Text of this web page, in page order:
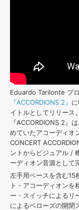
Eduardo Tarilonte プ
『ACCORDIONS 2』
イトルとしてリリース
『ACCORDIONS 2』
めていたアコーディオ
CONCERT
ントからビジュアル /
ーディオン音源として
左手用ベースを含む15
ト・アコーディオンを
ー・スイッチによるリ
によるベローズの開閉